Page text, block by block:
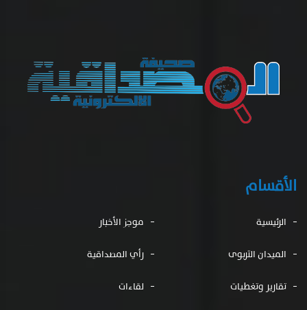
الأقسام
الرئيسية موجز الأخبار
الميدان التربوى رأي المصداقية
تقارير وتغطيات لقاءات